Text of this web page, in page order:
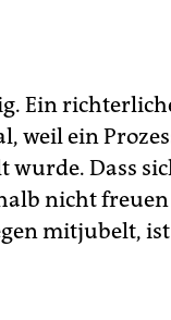
Ein
weil ein
wurde. Dass
nicht
mitjubelt,